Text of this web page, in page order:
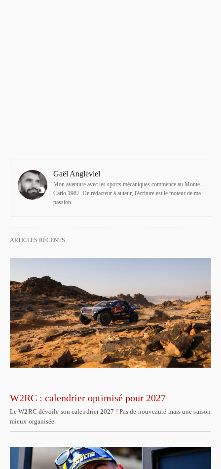
Gaël Angleviel
Mon aventure avec les sports mécaniques commence au Monte-
Carlo 1987. De rédacteur à auteur, l'écriture est le moteur de ma
passion.
ARTICLES RÉCENTS
W2RC : calendrier optimisé pour 2027
Le W2RC dévoile son calendrier 2027 ! Pas de nouveauté mais une saison
mieux organisée.